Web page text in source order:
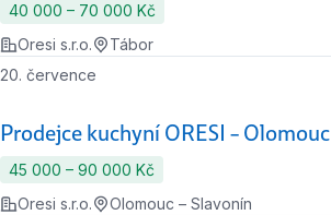
40 000 ‍–‍ 70 000 Kč
Oresi s.r.o.
Tábor
Prodejce kuchyní ORESI – Olomouc
20. července
45 000 ‍–‍ 90 000 Kč
Oresi s.r.o.
Olomouc – Slavonín